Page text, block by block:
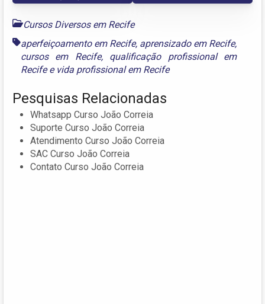
Cursos Diversos em Recife
aperfeiçoamento em Recife, aprensizado em Recife,
cursos em Recife, qualificação profissional em
Recifee vida profissional em Recife
Pesquisas Relacionadas
Whatsapp Curso João Correia
Suporte Curso João Correia
Atendimento Curso João Correia
SAC Curso João Correia
Contato Curso João Correia